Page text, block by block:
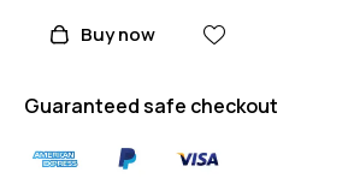
Buy now
Guaranteed safe checkout